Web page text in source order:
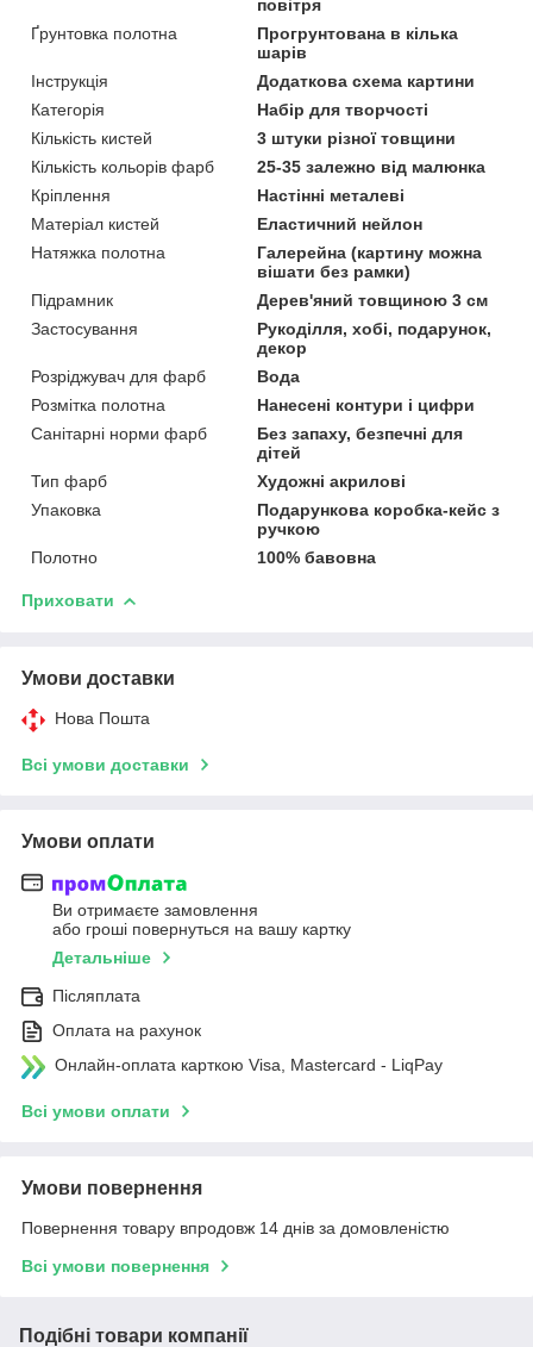
повітря
Ґрунтовка полотна
Прогрунтована в кілька
шарів
Інструкція
Додаткова схема картини
Категорія
Набір для творчості
Кількість кистей
3 штуки різної товщини
Кількість кольорів фарб
25-35 залежно від малюнка
Кріплення
Настінні металеві
Матеріал кистей
Еластичний нейлон
Натяжка полотна
Галерейна (картину можна
вішати без рамки)
Підрамник
Дерев'яний товщиною 3 см
Застосування
Рукоділля, хобі, подарунок,
декор
Розріджувач для фарб
Вода
Розмітка полотна
Нанесені контури і цифри
Санітарні норми фарб
Без запаху, безпечні для
дітей
Тип фарб
Художні акрилові
Упаковка
Подарункова коробка-кейс з
ручкою
Полотно
100% бавовна
Приховати
Умови доставки
Нова Пошта
Всі умови доставки
Умови оплати
Ви отримаєте замовлення
або гроші повернуться на вашу картку
Детальніше
Післяплата
Оплата на рахунок
Онлайн-оплата карткою Visa, Mastercard - LiqPay
Всі умови оплати
Умови повернення
Повернення товару впродовж 14 днів за домовленістю
Всі умови повернення
Подібні товари компанії